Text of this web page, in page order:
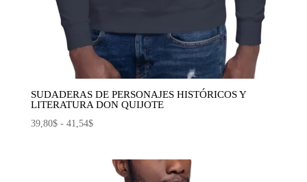
SUDADERAS DE PERSONAJES HISTÓRICOS Y
LITERATURA DON QUIJOTE
39,80$ - 41,54$Rango
desde